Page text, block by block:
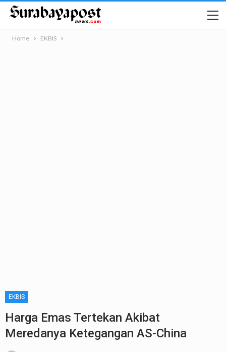
Home EKBIS
EKBIS
Harga Emas Tertekan Akibat
Meredanya Ketegangan AS-China